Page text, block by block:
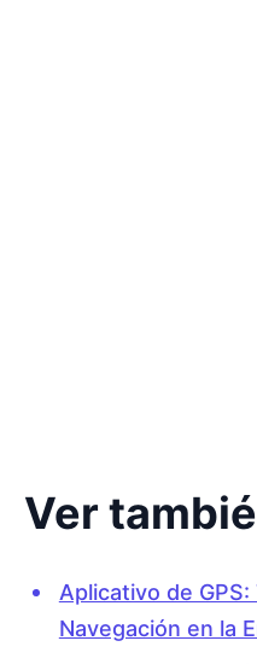
Ver
Aplicativo de
Navegación en la